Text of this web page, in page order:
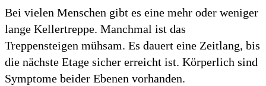
Bei vielen Menschen gibt es eine mehr oder weniger
lange Kellertreppe. Manchmal ist das
Treppensteigen mühsam. Es dauert eine Zeitlang, bis
die nächste Etage sicher erreicht ist. Körperlich sind
Symptome beider Ebenen vorhanden.